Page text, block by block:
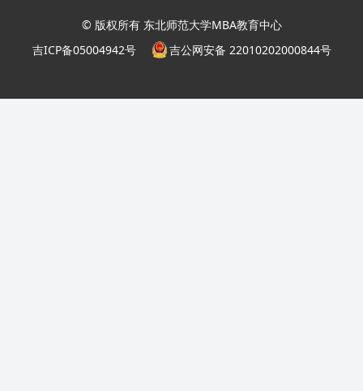
© 版权所有 东北师范大学MBA教育中心
吉ICP备05004942号
吉公网安备 22010202000844号